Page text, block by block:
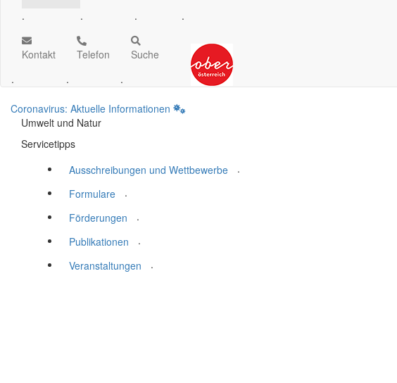
.
.
.
.
Kontakt
.
Telefon
.
Suche
.
Coronavirus: Aktuelle Informationen
Umwelt und Natur
Servicetipps
Ausschreibungen und Wettbewerbe
.
Formulare
.
Förderungen
.
Publikationen
.
Veranstaltungen
.